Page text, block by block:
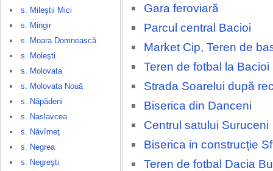
s. Mileştii Mici
s. Mingir
s. Moara Domnească
s. Moleşti
s. Molovata
s. Molovata Nouă
s. Năpădeni
s. Naslavcea
s. Năvîrneţ
s. Negrea
s. Negreşti
Gara feroviară
Parcul central Bacioi
Market Cip, Teren de
Teren de fotbal la Bacioi
Strada Soarelui după
Biserica din Danceni
Centrul satului Suruceni
Biserica in construcție
Teren de fotbal Dacia